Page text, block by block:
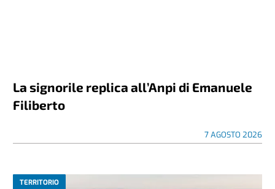
La signorile replica all’Anpi di Emanuele
Filiberto
7 AGOSTO 2026
TERRITORIO